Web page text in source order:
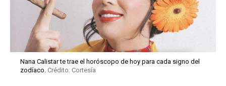
Nana Calistar te trae el horóscopo de hoy para cada signo del
zodíaco. Crédito: Cortesía